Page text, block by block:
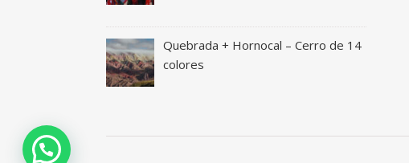
Quebrada + Hornocal – Cerro de 14
colores